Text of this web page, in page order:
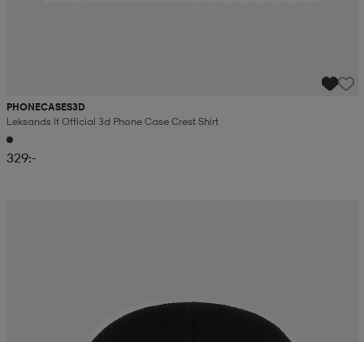
PHONECASES3D
Leksands If Official 3d Phone Case Crest Shirt
329:-